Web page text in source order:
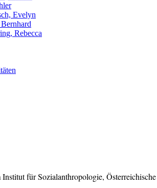
Evelyn
Rebecca
für Sozialanthropologie,